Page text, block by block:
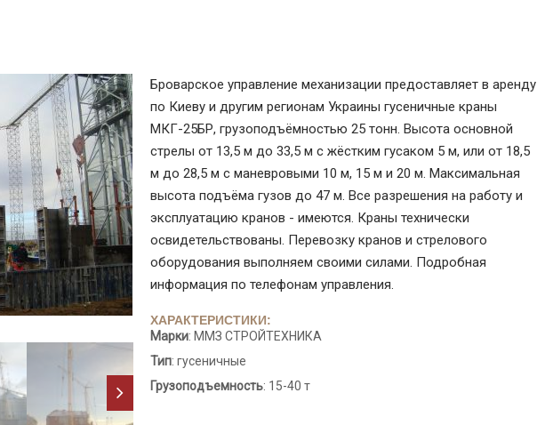
Броварское управление механизации предоставляет в аренду
по Киеву и другим регионам Украины гусеничные краны
МКГ-25БР, грузоподъёмностью 25 тонн. Высота основной
стрелы от 13,5 м до 33,5 м с жёстким гусаком 5 м, или от 18,5
м до 28,5 м с маневровыми 10 м, 15 м и 20 м. Максимальная
высота подъёма гузов до 47 м. Все разрешения на работу и
эксплуатацию кранов - имеются. Краны технически
освидетельствованы. Перевозку кранов и стрелового
оборудования выполняем своими силами. Подробная
информация по телефонам управления.
ХАРАКТЕРИСТИКИ:
Марки: ММЗ СТРОЙТЕХНИКА
Тип: гусеничные
Грузоподъемность: 15-40 т